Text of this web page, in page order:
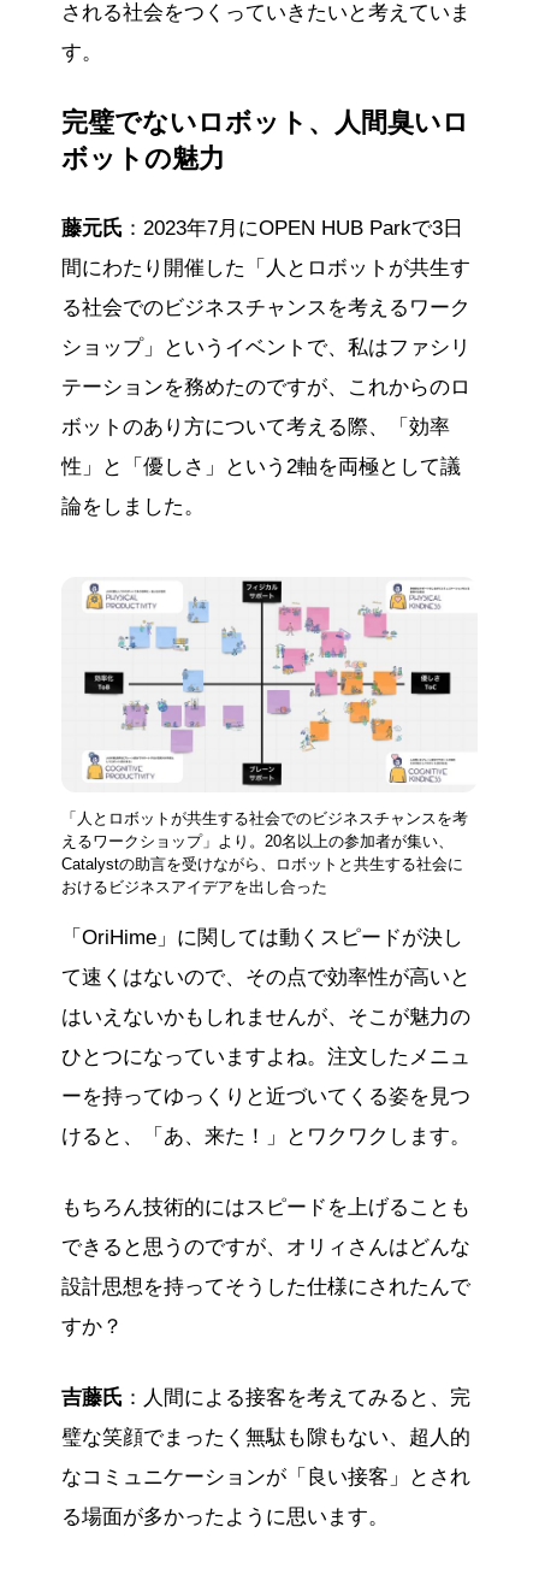
される社会をつくっていきたいと考えていま
す。
完璧でないロボット、人間臭いロ
ボットの魅力
藤元氏 ：2023年7月にOPEN HUB Parkで3日
間にわたり開催した「人とロボットが共生す
る社会でのビジネスチャンスを考えるワーク
ショップ」というイベントで、私はファシリ
テーションを務めたのですが、これからのロ
ボットのあり方について考える際、「効率
性」と「優しさ」という2軸を両極として議
論をしました。
「人とロボットが共生する社会でのビジネスチャンスを考
えるワークショップ」より。20名以上の参加者が集い、
Catalystの助言を受けながら、ロボットと共生する社会に
おけるビジネスアイデアを出し合った
「OriHime」に関しては動くスピードが決し
て速くはないので、その点で効率性が高いと
はいえないかもしれませんが、そこが魅力の
ひとつになっていますよね。注文したメニュ
ーを持ってゆっくりと近づいてくる姿を見つ
けると、「あ、来た！」とワクワクします。
もちろん技術的にはスピードを上げることも
できると思うのですが、オリィさんはどんな
設計思想を持ってそうした仕様にされたんで
すか？
吉藤氏 ：人間による接客を考えてみると、完
璧な笑顔でまったく無駄も隙もない、超人的
なコミュニケーションが「良い接客」とされ
る場面が多かったように思います。